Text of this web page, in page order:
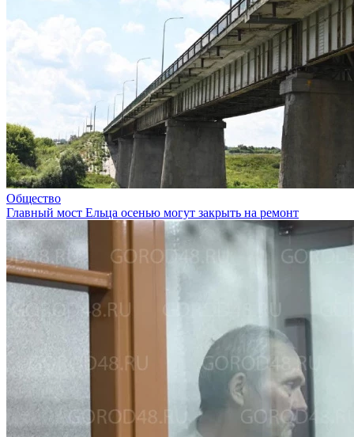
Общество
Главный мост Ельца осенью могут закрыть на ремонт